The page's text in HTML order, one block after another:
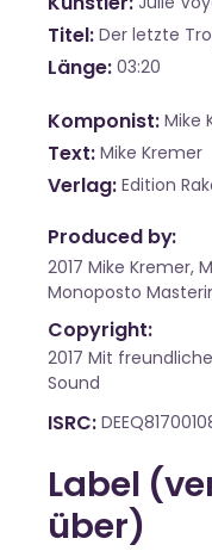
Titel Der letzte
Länge 03:20
Komponist Mike
Text Mike Kremer
Verlag Edition
Produced by:
2017 Mike Kremer,
Monoposto
Copyright:
2017 Mit
Sound
ISRC
Label
über)